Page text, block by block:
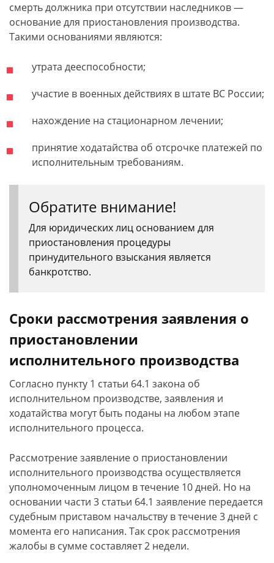
смерть должника при отсутствии наследников —
основание для приостановления производства.
Такими основаниями являются:
утрата дееспособности;
участие в военных действиях в штате ВС России;
нахождение на стационарном лечении;
принятие ходатайства об отсрочке платежей по
исполнительным требованиям.
Обратите внимание!
Для юридических лиц основанием для
приостановления процедуры
принудительного взыскания является
банкротство.
Сроки рассмотрения заявления о
приостановлении
исполнительного производства
Согласно пункту 1 статьи 64.1 закона об
исполнительном производстве, заявления и
ходатайства могут быть поданы на любом этапе
исполнительного процесса.
Рассмотрение заявление о приостановлении
исполнительного производства осуществляется
уполномоченным лицом в течение 10 дней. Но на
основании части 3 статьи 64.1 заявление передается
судебным приставом начальству в течение 3 дней с
момента его написания. Так срок рассмотрения
жалобы в сумме составляет 2 недели.